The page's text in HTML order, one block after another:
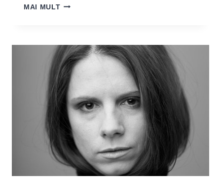
MAI MULTNU
–
CALEIDO
TALKS